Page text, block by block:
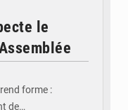
le
forme :
de…